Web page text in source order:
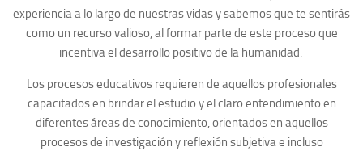
experiencia a lo largo de nuestras vidas y sabemos que te sentirás
como un recurso valioso, al formar parte de este proceso que
incentiva el desarrollo positivo de la humanidad.
Los procesos educativos requieren de aquellos profesionales
capacitados en brindar el estudio y el claro entendimiento en
diferentes áreas de conocimiento, orientados en aquellos
procesos de investigación y reflexión subjetiva e incluso